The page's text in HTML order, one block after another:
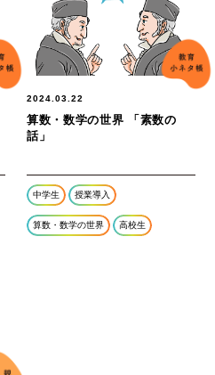
2024.03.22
算数・数学の世界 「素数の
話」
中学生 授業導入
算数・数学の世界 高校生